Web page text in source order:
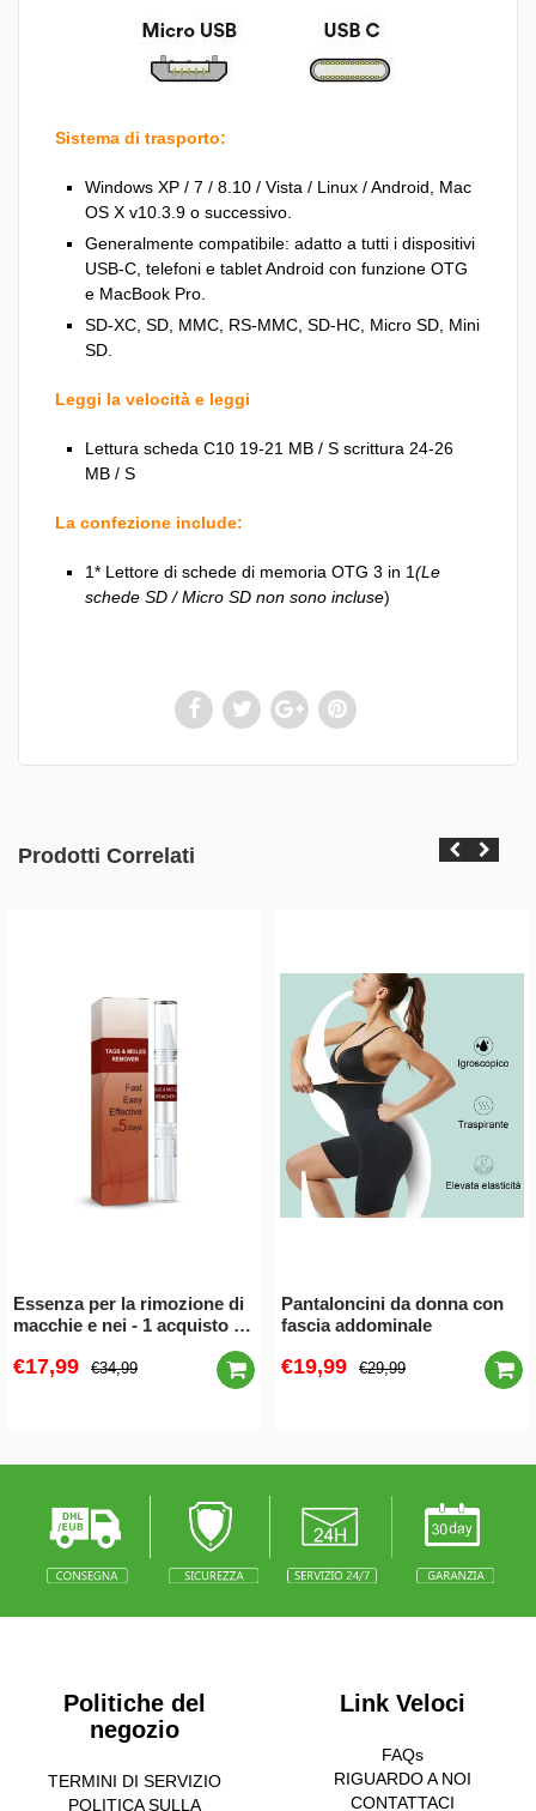
Sistema di trasporto:
Windows XP / 7 / 8.10 / Vista / Linux / Android, Mac
OS X v10.3.9 o successivo.
Generalmente compatibile: adatto a tutti i dispositivi
USB-C, telefoni e tablet Android con funzione OTG
e MacBook Pro.
SD-XC, SD, MMC, RS-MMC, SD-HC, Micro SD, Mini
SD.
Leggi la velocità e leggi
Lettura scheda C10 19-21 MB / S scrittura 24-26
MB / S
La confezione include:
1* Lettore di schede di memoria OTG 3 in 1(Le
schede SD / Micro SD non sono incluse)
Prodotti Correlati
Essenza per la rimozione di
macchie e nei - 1 acquisto e
€17,99 €34,99
Pantaloncini da donna con
fascia addominale
€19,99 €29,99
Politiche del
negozio
TERMINI DI SERVIZIO
POLITICA SULLA
Link Veloci
FAQs
RIGUARDO A NOI
CONTATTACI